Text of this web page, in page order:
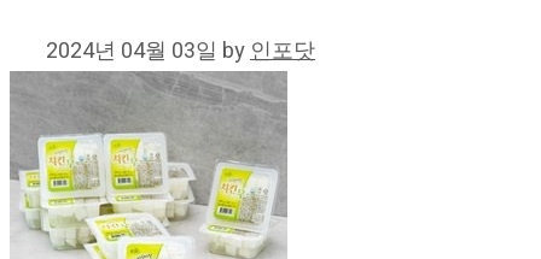
2024년 04월 03일 by인포닷